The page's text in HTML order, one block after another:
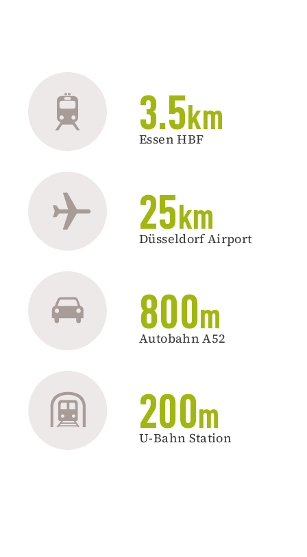
3.5 km
Essen HBF
25 km
Düsseldorf Airport
800m
Autobahn A52
200m
U-Bahn Station